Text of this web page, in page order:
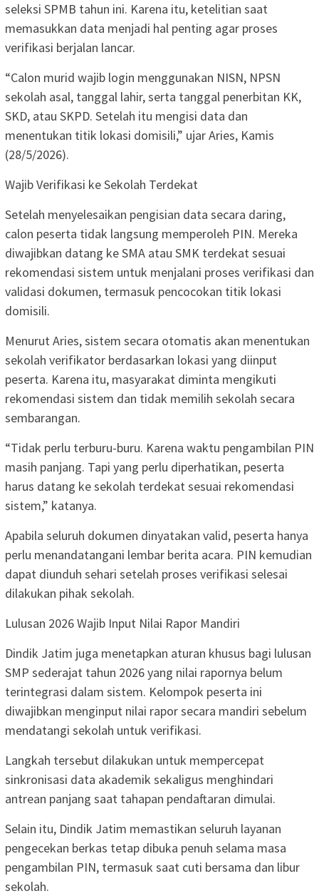
seleksi SPMB tahun ini. Karena itu, ketelitian saat
memasukkan data menjadi hal penting agar proses
verifikasi berjalan lancar.
“Calon murid wajib login menggunakan NISN, NPSN
sekolah asal, tanggal lahir, serta tanggal penerbitan KK,
SKD, atau SKPD. Setelah itu mengisi data dan
menentukan titik lokasi domisili,” ujar Aries, Kamis
(28/5/2026).
Wajib Verifikasi ke Sekolah Terdekat
Setelah menyelesaikan pengisian data secara daring,
calon peserta tidak langsung memperoleh PIN. Mereka
diwajibkan datang ke SMA atau SMK terdekat sesuai
rekomendasi sistem untuk menjalani proses verifikasi dan
validasi dokumen, termasuk pencocokan titik lokasi
domisili.
Menurut Aries, sistem secara otomatis akan menentukan
sekolah verifikator berdasarkan lokasi yang diinput
peserta. Karena itu, masyarakat diminta mengikuti
rekomendasi sistem dan tidak memilih sekolah secara
sembarangan.
“Tidak perlu terburu-buru. Karena waktu pengambilan PIN
masih panjang. Tapi yang perlu diperhatikan, peserta
harus datang ke sekolah terdekat sesuai rekomendasi
sistem,” katanya.
Apabila seluruh dokumen dinyatakan valid, peserta hanya
perlu menandatangani lembar berita acara. PIN kemudian
dapat diunduh sehari setelah proses verifikasi selesai
dilakukan pihak sekolah.
Lulusan 2026 Wajib Input Nilai Rapor Mandiri
Dindik Jatim juga menetapkan aturan khusus bagi lulusan
SMP sederajat tahun 2026 yang nilai rapornya belum
terintegrasi dalam sistem. Kelompok peserta ini
diwajibkan menginput nilai rapor secara mandiri sebelum
mendatangi sekolah untuk verifikasi.
Langkah tersebut dilakukan untuk mempercepat
sinkronisasi data akademik sekaligus menghindari
antrean panjang saat tahapan pendaftaran dimulai.
Selain itu, Dindik Jatim memastikan seluruh layanan
pengecekan berkas tetap dibuka penuh selama masa
pengambilan PIN, termasuk saat cuti bersama dan libur
sekolah.